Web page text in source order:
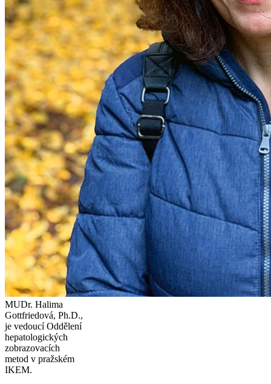
MUDr. Halima
Gottfriedová, Ph.D.,
je vedoucí Oddělení
hepatologických
zobrazovacích
metod v pražském
IKEM.